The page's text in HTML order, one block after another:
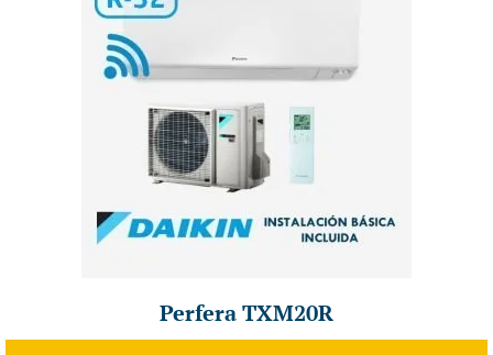
Perfera TXM20R